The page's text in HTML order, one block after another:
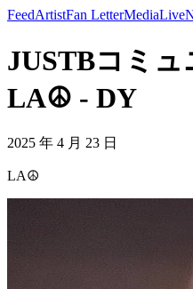
FeedArtistFan LetterMediaLive
JUSTBコミ
LA☮️ - DY
2025 年 4 月 23 日
LA☮️